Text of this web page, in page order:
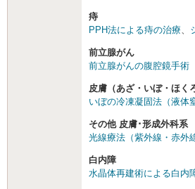
痔
PPH法による痔の治療
前立腺がん
前立腺がんの腹腔鏡手術
皮膚（あざ・いぼ・ほく
いぼの冷凍凝固法（液体
その他 皮膚･形成外科系
光線療法（紫外線・赤外
白内障
水晶体再建術による白内